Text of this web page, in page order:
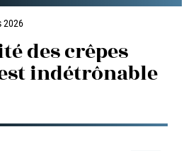
2026
des crêpes
indétrônable